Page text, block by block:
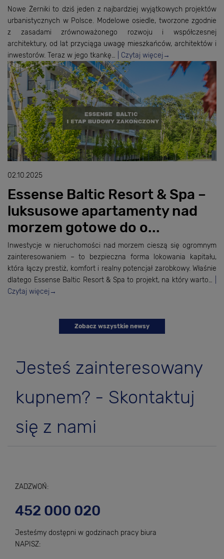
Nowe Żerniki to dziś jeden z najbardziej wyjątkowych projektów
urbanistycznych w Polsce. Modelowe osiedle, tworzone zgodnie
z zasadami zrównoważonego rozwoju i współczesnej
architektury, od lat przyciąga uwagę mieszkańców, architektów i
inwestorów. Teraz w jego tkankę…
Czytaj więcej →
02.10.2025
Essense Baltic Resort & Spa –
luksusowe apartamenty nad
morzem gotowe do o...
Inwestycje w nieruchomości nad morzem cieszą się ogromnym
zainteresowaniem – to bezpieczna forma lokowania kapitału,
która łączy prestiż, komfort i realny potencjał zarobkowy. Właśnie
dlatego Essense Baltic Resort & Spa to projekt, na który warto…
Czytaj więcej →
Zobacz wszystkie newsy
Jesteś zainteresowany
kupnem? - Skontaktuj
się z nami
ZADZWOŃ:
452 000 020
Jesteśmy dostępni w godzinach pracy biura
NAPISZ: